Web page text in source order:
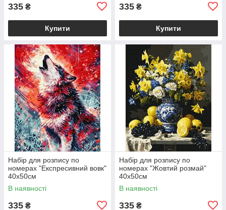
335 ₴
Купити
335 ₴
Купити
Набір для розпису по
номерах "Експресивний вовк"
40х50см
В наявності
335 ₴
Набір для розпису по
номерах "Жовтий розмай"
40х50см
В наявності
335 ₴